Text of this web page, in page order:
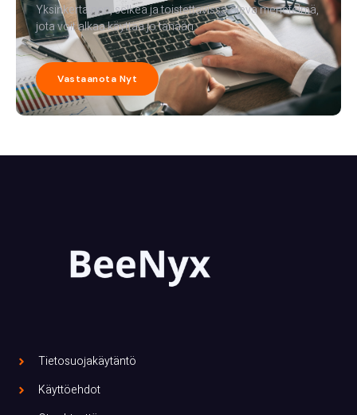
Yksinkertainen, selkeä ja toistettavissa oleva menetelmä,
jota voit alkaa käyttää jo tänään.
Vastaanota Nyt
Tietosuojakäytäntö
Käyttöehdot